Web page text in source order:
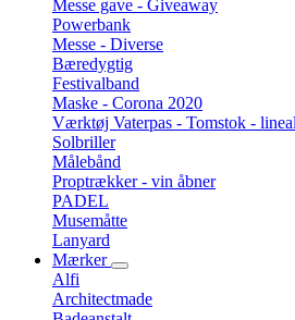
Messe gave - Giveaway
Powerbank
Messe - Diverse
Bæredygtig
Festivalband
Maske - Corona 2020
Værktøj Vaterpas - Tomstok - lineal
Solbriller
Målebånd
Proptrækker - vin åbner
PADEL
Musemåtte
Lanyard
Mærker
Alfi
Architectmade